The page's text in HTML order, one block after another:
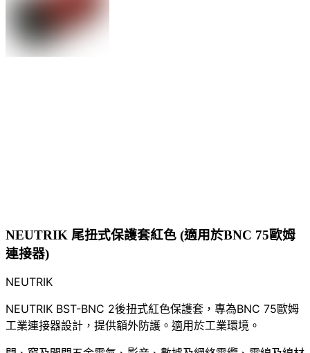
NEUTRIK 尾扭式保護套紅色 (適用於BNC 75歐姆
連接器)
NEUTRIK
NEUTRIK BST-BNC 2後扭式紅色保護套，專為BNC 75歐姆
工業連接器設計，提供額外防護。適用於工業環境。